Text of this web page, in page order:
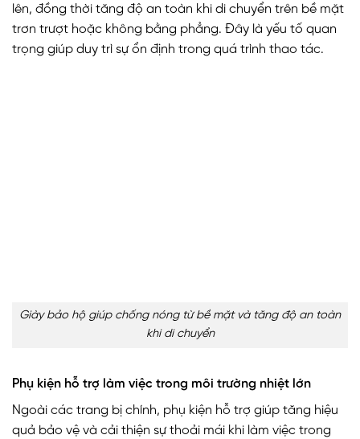
lên, đồng thời tăng độ an toàn khi di chuyển trên bề mặt
trơn trượt hoặc không bằng phẳng. Đây là yếu tố quan
trọng giúp duy trì sự ổn định trong quá trình thao tác.
Giày bảo hộ giúp chống nóng từ bề mặt và tăng độ an toàn
khi di chuyển
Phụ kiện hỗ trợ làm việc trong môi trường nhiệt lớn
Ngoài các trang bị chính, phụ kiện hỗ trợ giúp tăng hiệu
quả bảo vệ và cải thiện sự thoải mái khi làm việc trong